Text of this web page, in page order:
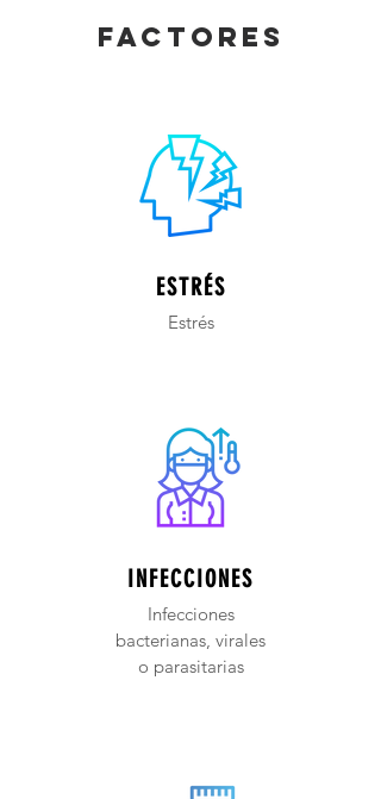
factores
ESTRÉS
Estrés
INFECCIONES
Infecciones
bacterianas, virales
o parasitarias